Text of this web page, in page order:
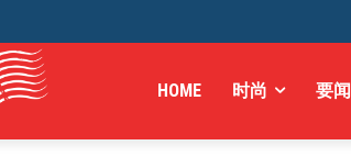
HOME 时尚 要闻